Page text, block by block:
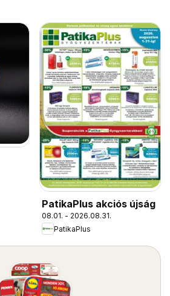
PatikaPlus akciós újság
08.01. - 2026.08.31.
PatikaPlus